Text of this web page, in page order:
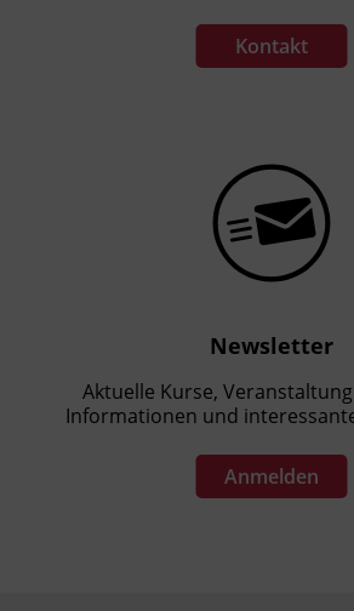
Kontakt
Newsletter
Aktuelle Kurse,
Informationen und
Anmelden